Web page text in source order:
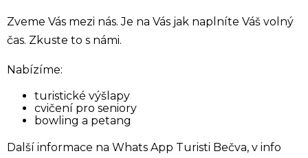
Zveme Vás mezi nás. Je na Vás jak naplníte Váš volný
čas. Zkuste to s námi.
Nabízíme:
turistické výšlapy
cvičení pro seniory
bowling a petang
Další informace na Whats App Turisti Bečva, v info